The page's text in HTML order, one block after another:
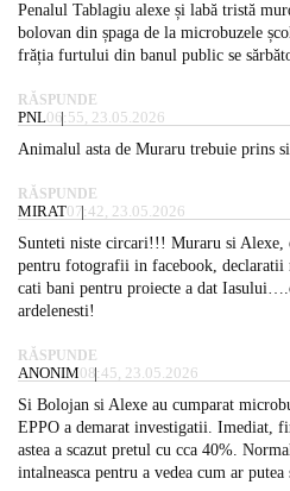
Penalul Tablagiu alexe și labă tristă
bolovan din șpaga de la microbuzele
frăția furtului din banul public se
RĂSPUNDE
PNL06:55, 23.05.2026
Animalul asta de Muraru trebuie prins
RĂSPUNDE
MIRAT07:42, 23.05.2026
Sunteti niste circari!!! Muraru si
pentru fotografii in facebook, declaratii
cati bani pentru proiecte a dat
ardelenesti!
RĂSPUNDE
ANONIM08:45, 23.05.2026
Si Bolojan si Alexe au cumparat
EPPO a demarat investigatii. Imediat,
astea a scazut pretul cu cca 40%.
intalneasca pentru a vedea cum ar putea